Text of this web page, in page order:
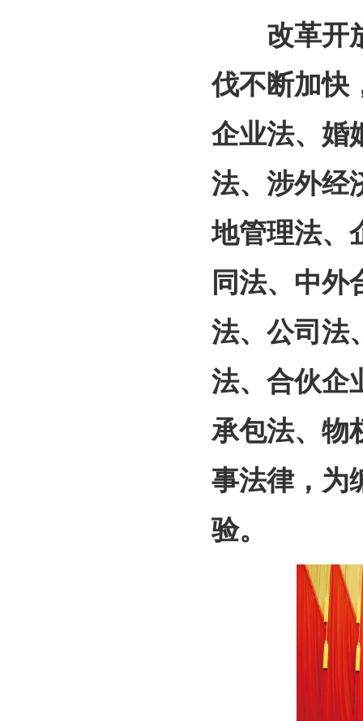
改革开放
伐不断加快
企业法、婚
法、涉外经
地管理法、
同法、中外
法、公司法
法、合伙企
承包法、物
事法律，为
验。